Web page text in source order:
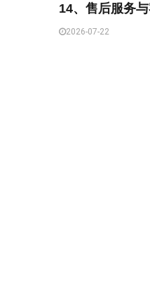
14、售后服务
2026-07-22